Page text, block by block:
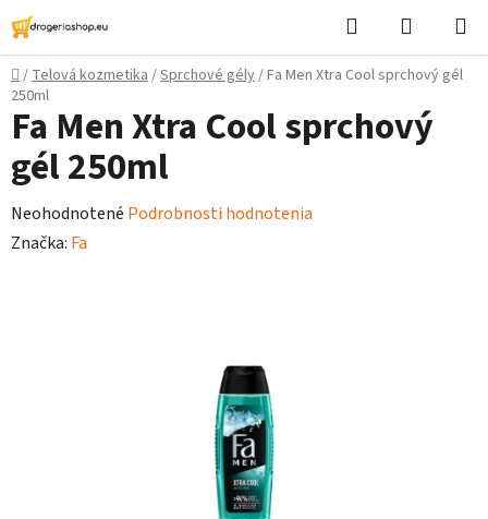
Prejsť
na
obsah
Hľadať
košík
Domov
/Telová kozmetika/Sprchové gély/Fa Men Xtra Cool sprchový gél
250ml
Fa Men Xtra Cool sprchový
gél 250ml
Priemerné
hodnotenie
Neohodnotené Podrobnosti hodnotenia
Značka: Fa